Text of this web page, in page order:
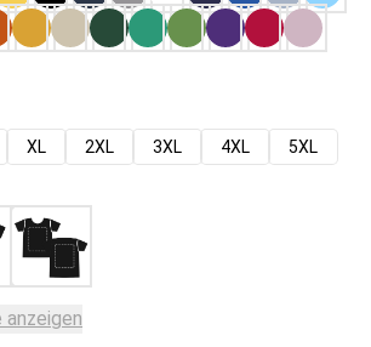
XL 2XL 3XL 4XL
5XL